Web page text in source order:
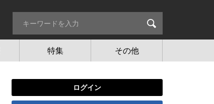
特集 その他
ログイン